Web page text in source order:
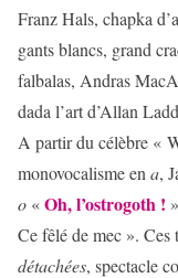
Franz Hals, chapka
gants blancs, grand
falbalas, Andras
dada l’art d’Allan
A partir du célèbre «
monovocalisme en a,
o «Oh, l’ostrogoth !
Ce fêlé de mec ». Ces
détachées, spectacle